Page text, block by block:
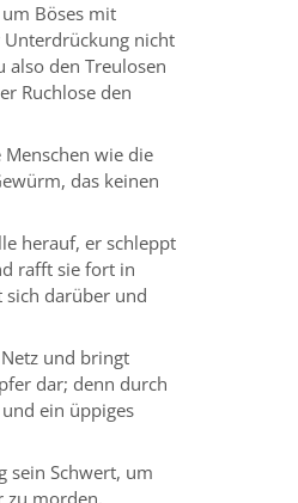
Böses mit
Unterdrückung nicht
also den Treulosen
Ruchlose den
wie die
das keinen
herauf, er schleppt
rafft sie fort in
sich darüber und
und bringt
dar; denn durch
ein üppiges
sein Schwert, um